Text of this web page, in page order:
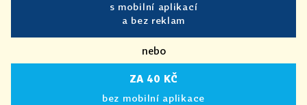
s mobilní aplikací
a bez reklam
nebo
ZA 40 KČ
bez mobilní aplikace